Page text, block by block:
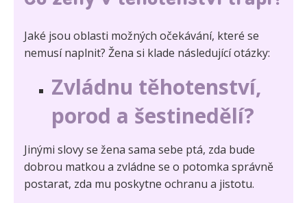
Jaké jsou oblasti možných očekávání, které se
nemusí naplnit? Žena si klade následující otázky:
Zvládnu těhotenství,
porod a šestinedělí?
Jinými slovy se žena sama sebe ptá, zda bude
dobrou matkou a zvládne se o potomka správně
postarat, zda mu poskytne ochranu a jistotu.